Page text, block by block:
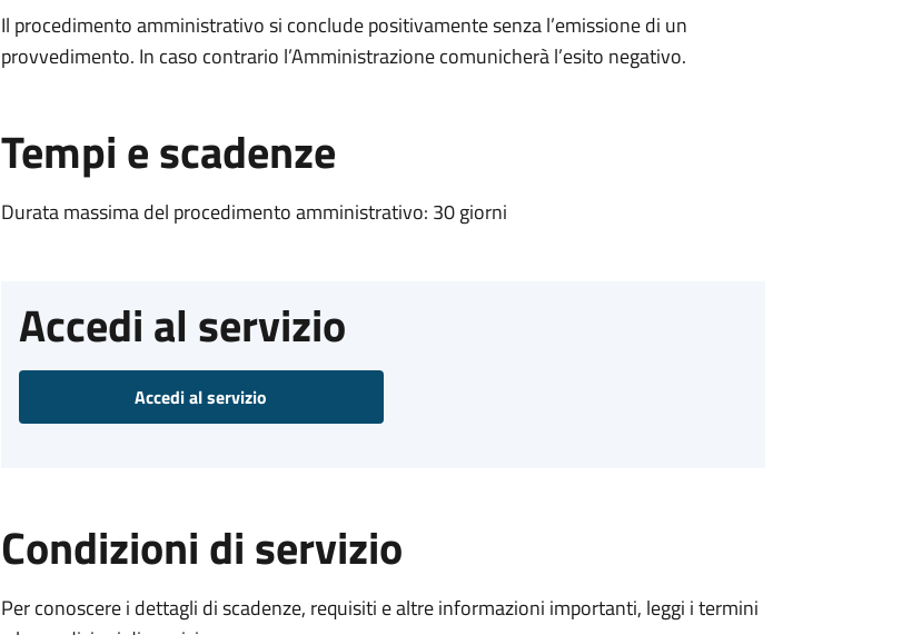
Il procedimento amministrativo si conclude positivamente senza l’emissione di un
provvedimento. In caso contrario l’Amministrazione comunicherà l’esito negativo.
Tempi e scadenze
Durata massima del procedimento amministrativo: 30 giorni
Accedi al servizio
Accedi al servizio
Condizioni di servizio
Per conoscere i dettagli di scadenze, requisiti e altre informazioni importanti, leggi i termini